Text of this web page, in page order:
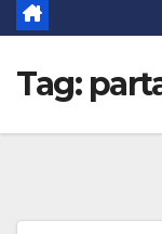
Tag: